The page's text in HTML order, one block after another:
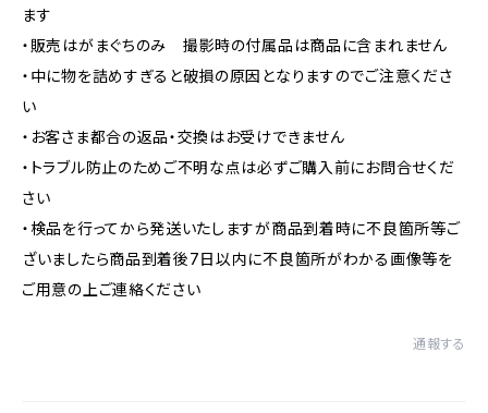
ます
・販売はがまぐちのみ 撮影時の付属品は商品に含まれません
・中に物を詰めすぎると破損の原因となりますのでご注意くださ
い
・お客さま都合の返品・交換はお受けできません
・トラブル防止のためご不明な点は必ずご購入前にお問合せくだ
さい
・検品を行ってから発送いたしますが商品到着時に不良箇所等ご
ざいましたら商品到着後7日以内に不良箇所がわかる画像等を
ご用意の上ご連絡ください
通報する